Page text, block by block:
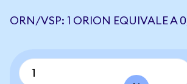
ORN/VSP: 1 ORION EQUIVALE A